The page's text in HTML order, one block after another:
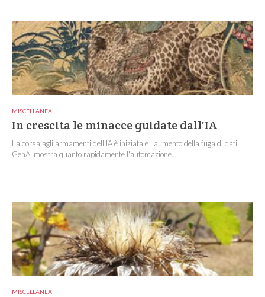
MISCELLANEA
In crescita le minacce guidate dall'IA
La corsa agli armamenti dell'IA è iniziata e l'aumento della fuga di dati
GenAI mostra quanto rapidamente l'automazione...
MISCELLANEA